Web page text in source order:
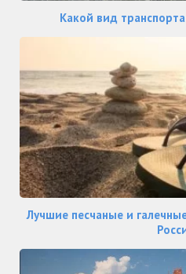
Какой вид
Лучшие песчаные и